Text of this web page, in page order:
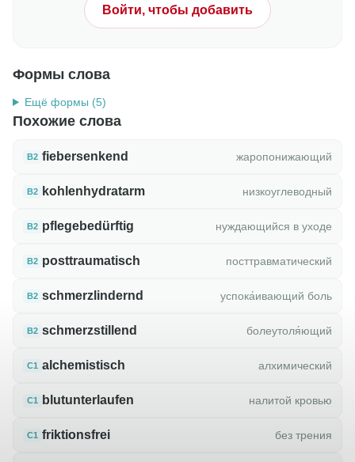
Войти, чтобы добавить
Формы слова
Ещё формы (5)
Похожие слова
B2 fiebersenkend жаропонижающий
B2 kohlenhydratarm низкоуглеводный
B2 pflegebedürftig нуждающийся в уходе
B2 posttraumatisch посттравматический
B2 schmerzlindernd успока́ивающий боль
B2 schmerzstillend болеутоля́ющий
C1 alchemistisch алхимический
C1 blutunterlaufen налитой кровью
C1 friktionsfrei без трения